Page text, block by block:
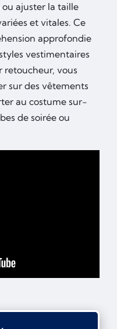
ajuster la taille
et vitales. Ce
approfondie
vestimentaires
retoucheur, vous
sur des vêtements
au costume sur-
de soirée ou